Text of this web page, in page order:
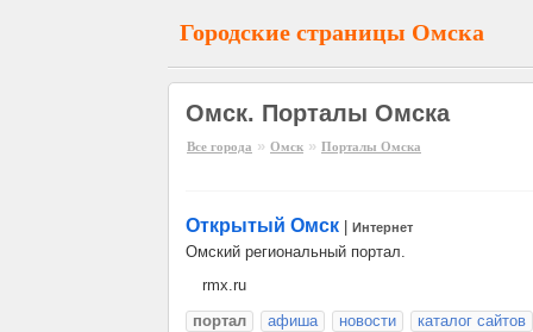
Городские страницы Омска
Омск. Порталы Омска
Все города » Омск » Порталы Омска
Открытый Омск Интернет
Омский региональный портал.
rmx.ru
портал
афиша новости каталог сайтов